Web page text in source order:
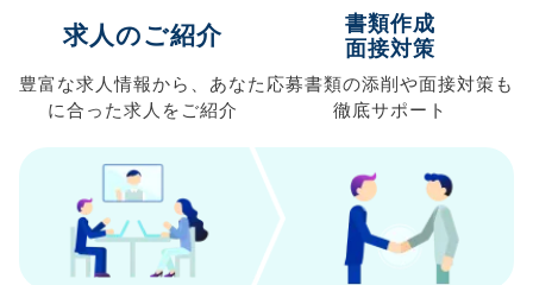
求人のご紹介
豊富な求人情報から、 あなた
に合った求人を ご紹介
書類作成
面接対策
応募書類の添削や面接対策も
徹底サポート